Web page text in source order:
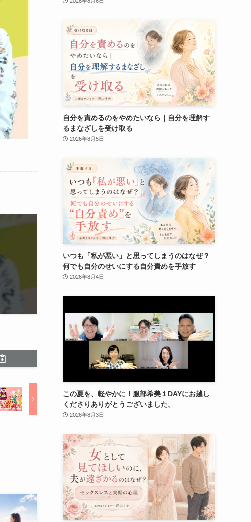
自分を責めるのをやめたいなら｜自分を理解す
るまなざしを受け取る
2026年8月5日
いつも「私が悪い」と思ってしまうのはなぜ？
何でも自分のせいにする自分責めを手放す
2026年8月4日
この夏を、軽やかに！服部希美１DAYにお越し
くださりありがとうございました。
2026年8月3日